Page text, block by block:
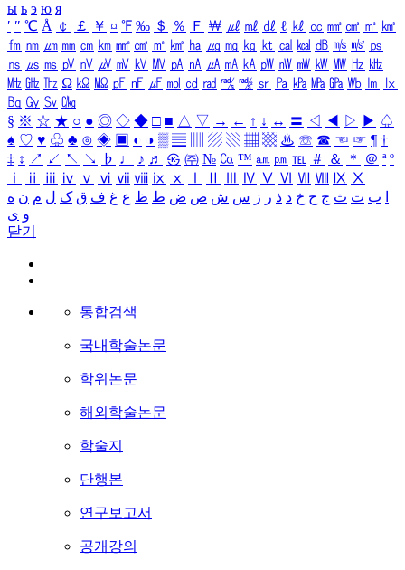
ы ь э ю я
′ ″ ℃ Å ￠ ￡ ￥ ¤ ℉ ‰ ＄ ％ Ｆ ￦ ㎕ ㎖ ㎗ ℓ ㎘ ㏄ ㎣ ㎤ ㎥ ㎦
㎙ ㎚ ㎛ ㎜ ㎝ ㎞ ㎟ ㎠ ㎡ ㎢ ㏊ ㎍ ㎎ ㎏ ㏏ ㎈ ㎉ ㏈ ㎧ ㎨ ㎰
㎱ ㎲ ㎳ ㎴ ㎵ ㎶ ㎷ ㎸ ㎹ ㎀ ㎁ ㎂ ㎃ ㎄ ㎺ ㎻ ㎽ ㎾ ㎿ ㎐ ㎑
㎒ ㎓ ㎔ Ω ㏀ ㏁ ㎊ ㎋ ㎌ ㏖ ㏅ ㎭ ㎮ ㎯ ㏛ ㎩ ㎪ ㎫ ㎬ ㏝ ㏐
㏓
㏃ ㏉ ㏜ ㏆
§ ※ ☆ ★ ○ ● ◎ ◇ ◆ □ ■ △ ▽ → ← ↑ ↓ ↔ 〓 ◁ ◀ ▷ ▶ ♤
♠ ♡ ♥ ♧ ♣ ⊙ ◈ ▣ ◐ ◑ ▒ ▤ ▨ ▧ ▦ ▩ ♨ ☏ ☎ ☜ ☞ ¶ †
‡ ↕ ↗ ↙ ↖ ↘ ♭ ♩ ♪ ♬ ㉿ ㈜ № ㏇ ™ ㏂ ㏘ ℡ ＃ ＆ ＊ ＠ ª º
ⅰ
ⅱ ⅲ ⅳ ⅴ ⅵ ⅶ ⅷ ⅸ ⅹ Ⅳ Ⅴ Ⅵ Ⅶ Ⅷ Ⅸ Ⅹ
ب ت ث ج ح خ د ذ ر ز س ش ص ض ط ظ ع غ ف ق ک ل م ن ه
و ی
닫기
통합검색
국내학술논문
학위논문
해외학술논문
학술지
단행본
연구보고서
공개강의